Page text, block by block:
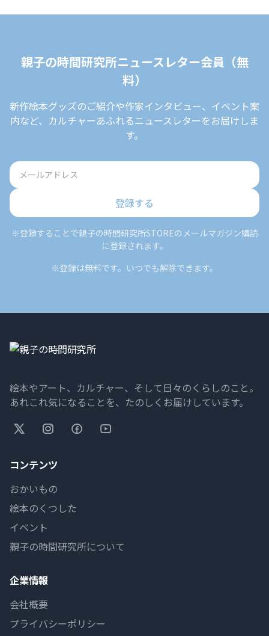
親子の時間研究所ニュースレター会員（無
料）
新作絵本グッズのご紹介や作家インタビュー、イベント案
内など、カルチャーあふれるニュースレターをお届けしま
す。
登録する
※登録することで親子の時間研究所STOREのメールマガジン購読
に登録されます。
※登録は無料です。いつでも解除できます。
絵本やアート、カルチャー、そして日々のくらしのこと。
あれこれ気になることを、たのしくお届けしています。
コンテンツ
おかいもの
絵本のくつした
イベント
親子の時間研究所について
企業情報
会社概要
プライバシーポリシー